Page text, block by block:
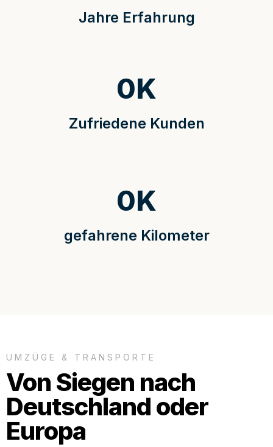
Jahre Erfahrung
Zufriedene Kunden
0K
gefahrene Kilometer
0K
UMZÜGE & TRANSPORTE
Von Siegen nach
Deutschland oder
Europa